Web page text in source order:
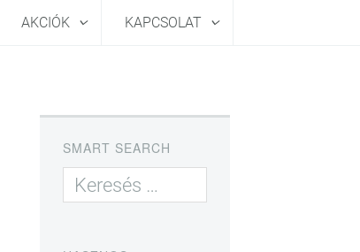
AKCIÓK KAPCSOLAT
SMART SEARCH